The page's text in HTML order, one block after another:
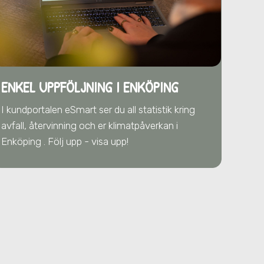
ENKEL UPPFÖLJNING I ENKÖPING
I kundportalen eSmart ser du all statistik kring
avfall, återvinning och er klimatpåverkan i
Enköping . Följ upp - visa upp!